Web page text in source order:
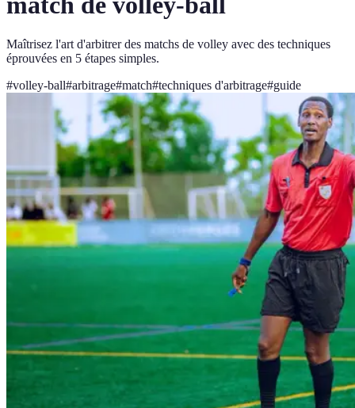
Maîtrisez l'art d'arbitrer des matchs de volley avec des techniques
éprouvées en 5 étapes simples.
#volley-ball#arbitrage#match#techniques d'arbitrage#guide